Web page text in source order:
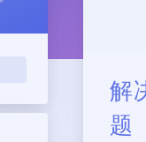
解
题